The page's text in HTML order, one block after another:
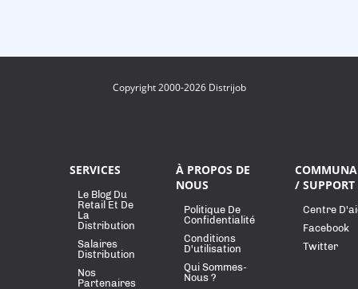
Copyright 2000-2026 Distrijob
SERVICES
Le Blog Du
Retail Et De
La
Distribution
Salaires
Distribution
Nos
Partenaires
À PROPOS DE
NOUS
Politique De
Confidentialité
Conditions
D'utilisation
Qui Sommes-
Nous ?
/ SUPPORT
Centre
Facebook
Twitter